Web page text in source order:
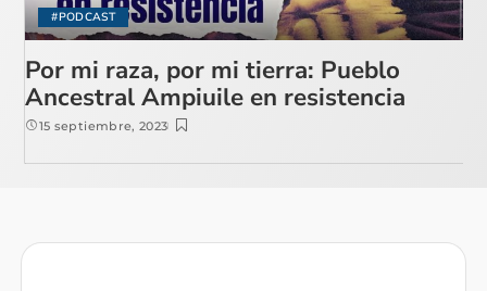
#PODCAST
Por mi raza, por mi tierra: Pueblo
Ancestral Ampiuile en resistencia
15 septiembre, 2023